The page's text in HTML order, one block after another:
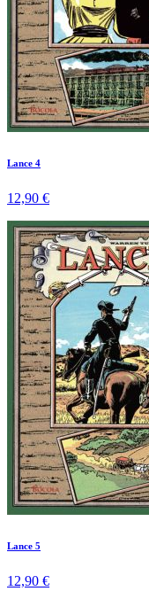
Lance 4
12,90 €
Lance 5
12,90 €